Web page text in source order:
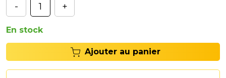
- +
En stock
Ajouter au panier